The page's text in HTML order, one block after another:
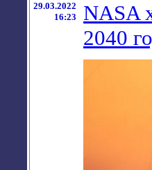
29.03.2022
16:23
NASA
2040